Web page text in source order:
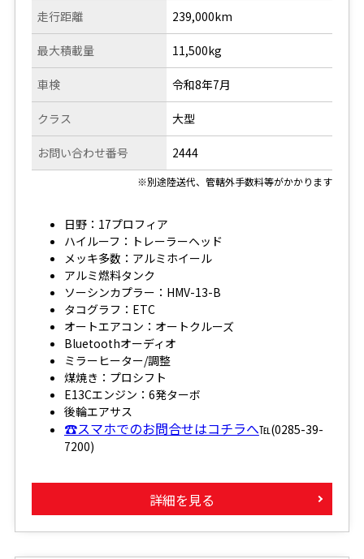
走行距離 239,000km
最大積載量
車検
クラス
お問い合わせ番号
11,500kg
令和8年7月
大型
2444
※別途陸送代、管轄外手数料等がかかります
日野：17プロフィア
ハイルーフ：トレーラーヘッド
メッキ多数：アルミホイール
アルミ燃料タンク
ソーシンカプラー：HMV-13-B
タコグラフ：ETC
オートエアコン：オートクルーズ
Bluetoothオーディオ
ミラーヒーター/調整
煤焼き：プロシフト
E13Cエンジン：6発ターボ
後輪エアサス
☎スマホでのお問合せはコチラへ℡(0285-39-
7200)
詳細を見る